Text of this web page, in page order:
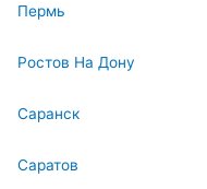
Пермь
Ростов На Дону
Саранск
Саратов